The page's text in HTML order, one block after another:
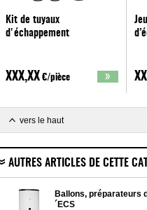
Kit de tuyaux
d'échappement
XXX,XX €/pièce
vers le haut
AUTRES ARTICLES DE CETTE
Ballons, préparateurs
´ECS